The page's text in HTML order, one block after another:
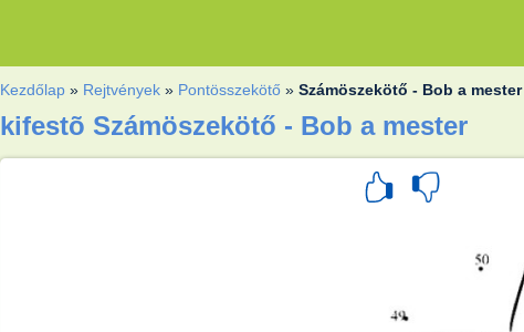
Kezdőlap » Rejtvények » Pontösszekötő »Számöszekötő - Bob a mester
kifestõ Számöszekötő - Bob a mester